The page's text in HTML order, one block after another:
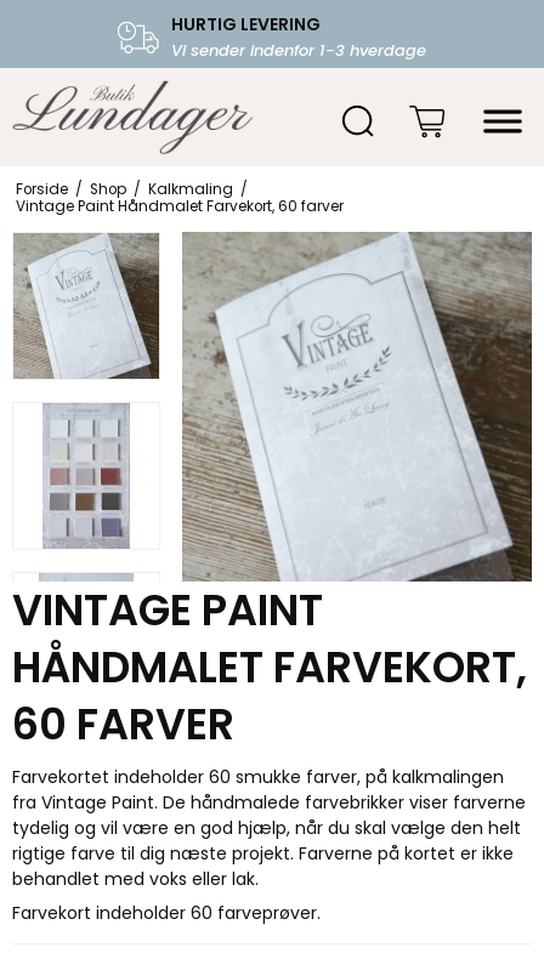
HURTIG LEVERING
Vi sender indenfor 1-3 hverdage
FRI FRAGT OVER 599.-
Starter fra 39,-
Forside / Shop / Kalkmaling /
Vintage Paint Håndmalet Farvekort, 60 farver
VINTAGE PAINT
HÅNDMALET FARVEKORT,
60 FARVER
Farvekortet indeholder 60 smukke farver, på kalkmalingen
fra Vintage Paint. De håndmalede farvebrikker viser farverne
tydelig og vil være en god hjælp, når du skal vælge den helt
rigtige farve til dig næste projekt. Farverne på kortet er ikke
behandlet med voks eller lak.
Farvekort indeholder 60 farveprøver.